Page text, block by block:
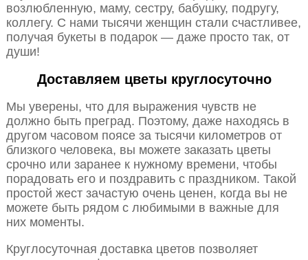
возлюбленную, маму, сестру, бабушку, подругу,
коллегу. С нами тысячи женщин стали счастливее,
получая букеты в подарок — даже просто так, от
души!
Доставляем цветы круглосуточно
Мы уверены, что для выражения чувств не
должно быть преград. Поэтому, даже находясь в
другом часовом поясе за тысячи километров от
близкого человека, вы можете заказать цветы
срочно или заранее к нужному времени, чтобы
порадовать его и поздравить с праздником. Такой
простой жест зачастую очень ценен, когда вы не
можете быть рядом с любимыми в важные для
них моменты.
Круглосуточная доставка цветов позволяет